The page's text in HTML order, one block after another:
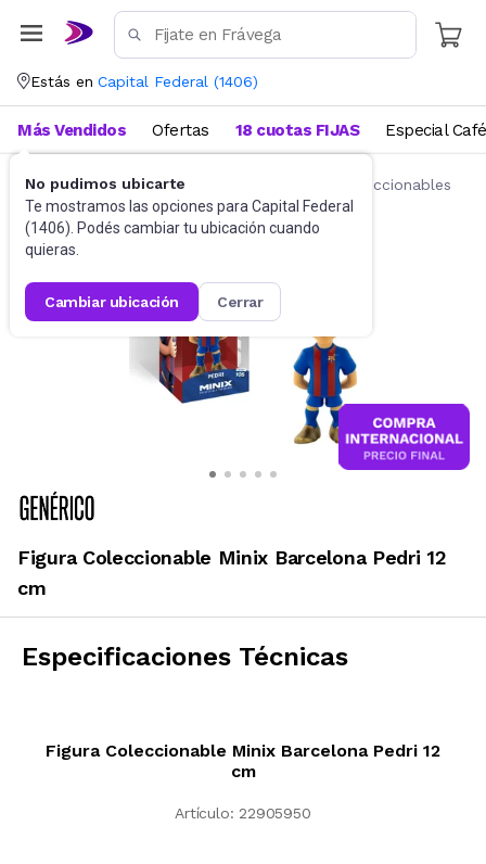
Estás en Capital Federal (1406)
No pudimos ubicarte
Te mostramos las opciones para Capital Federal
(1406). Podés cambiar tu ubicación cuando
quieras.
cambiar ubicación cerrar
Más Vendidos Ofertas 18 cuotas FIJAS Especial Café
Juguetes y Juegos Figuras de acción y coleccionables
Figura Coleccionable Minix Barcelona Pedri 12
cm
Especificaciones Técnicas
Figura Coleccionable Minix Barcelona Pedri 12
cm
Artículo: 22905950